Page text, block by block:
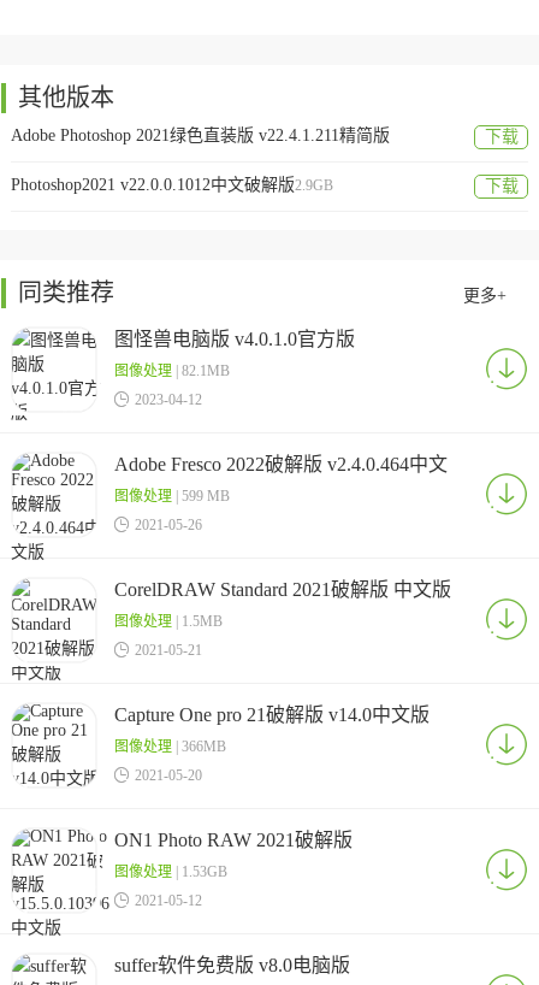
其他版本
Adobe Photoshop 2021绿色直装版 v22.4.1.211精简版 下载
Photoshop2021 v22.0.0.1012中文破解版2.9GB 下载
同类推荐 更多+
图怪兽电脑版 v4.0.1.0官方版
图像处理| 82.1MB
 2023-04-12
Adobe Fresco 2022破解版 v2.4.0.464中文
版
图像处理| 599 MB
 2021-05-26
CorelDRAW Standard 2021破解版 中文版
图像处理| 1.5MB
 2021-05-21
Capture One pro 21破解版 v14.0中文版
图像处理| 366MB
 2021-05-20
ON1 Photo RAW 2021破解版
v15.5.0.10396中文版
图像处理| 1.53GB
 2021-05-12
suffer软件免费版 v8.0电脑版